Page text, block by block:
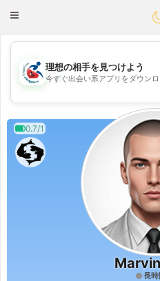
Toggle
💖
💕
理想の相手を見つけよう
今すぐ出会い系アプリをダウンロ
0.7/1
長時